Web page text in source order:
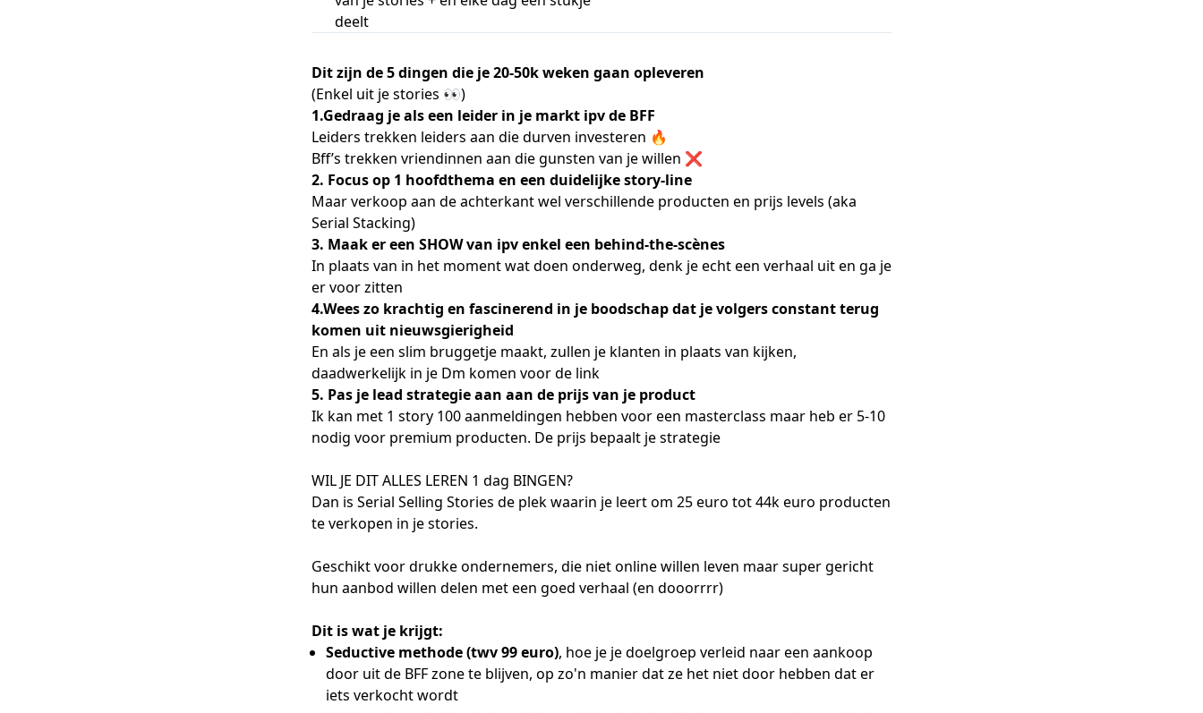
deelt
Dit zijn de 5 dingen die je 20-50k weken gaan opleveren
(Enkel uit je stories 👀)
1.Gedraag je als een leider in je markt ipv de BFF
Leiders trekken leiders aan die durven investeren 🔥
Bff’s trekken vriendinnen aan die gunsten van je willen ❌
2. Focus op 1 hoofdthema en een duidelijke story-line
Maar verkoop aan de achterkant wel verschillende producten en prijs levels (aka
Serial Stacking)
3. Maak er een SHOW van ipv enkel een behind-the-scènes
In plaats van in het moment wat doen onderweg, denk je echt een verhaal uit en ga je
er voor zitten
4.Wees zo krachtig en fascinerend in je boodschap dat je volgers constant terug
komen uit nieuwsgierigheid
En als je een slim bruggetje maakt, zullen je klanten in plaats van kijken,
daadwerkelijk in je Dm komen voor de link
5. Pas je lead strategie aan aan de prijs van je product
Ik kan met 1 story 100 aanmeldingen hebben voor een masterclass maar heb er 5-10
nodig voor premium producten. De prijs bepaalt je strategie
WIL JE DIT ALLES LEREN 1 dag BINGEN?
Dan is Serial Selling Stories de plek waarin je leert om 25 euro tot 44k euro producten
te verkopen in je stories.
Geschikt voor drukke ondernemers, die niet online willen leven maar super gericht
hun aanbod willen delen met een goed verhaal (en dooorrrr)
Dit is wat je krijgt:
Seductive methode(twv 99 euro), hoe je je doelgroep verleid naar een aankoop
door uit de BFF zone te blijven, op zo'n manier dat ze het niet door hebben dat er
iets verkocht wordt